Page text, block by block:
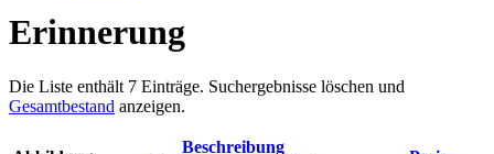
Erinnerung
Die Liste enthält 7 Einträge. Suchergebnisse löschen und
Gesamtbestand anzeigen.
Beschreibung